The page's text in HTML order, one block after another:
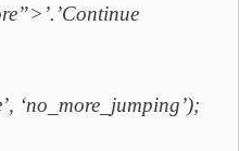
‘no_more_jumping’);